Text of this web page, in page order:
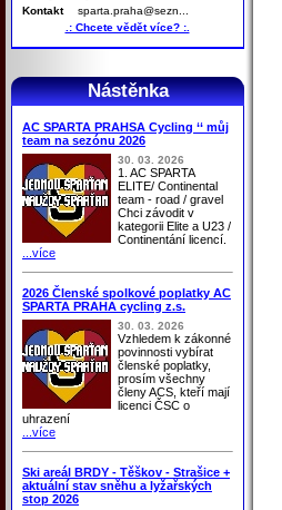
Kontakt
sparta.praha@sezn...
.: Chcete vědět více? :.
Nástěnka
AC SPARTA PRAHSA Cycling ‘‘ můj
team na sezónu 2026
30. 03. 2026
1. AC SPARTA
ELITE/ Continental
team - road / gravel
Chci závodit v
kategorii Elite a U23 /
Continentání licencí.
...více
2026 Členské spolkové poplatky AC
SPARTA PRAHA cycling z.s.
30. 03. 2026
Vzhledem k zákonné
povinnosti vybírat
členské poplatky,
prosím všechny
členy ACS, kteří mají
licenci ČSC o
uhrazení
...více
Ski areál BRDY - Těškov - Strašice +
aktuální stav sněhu a lyžařských
stop 2026